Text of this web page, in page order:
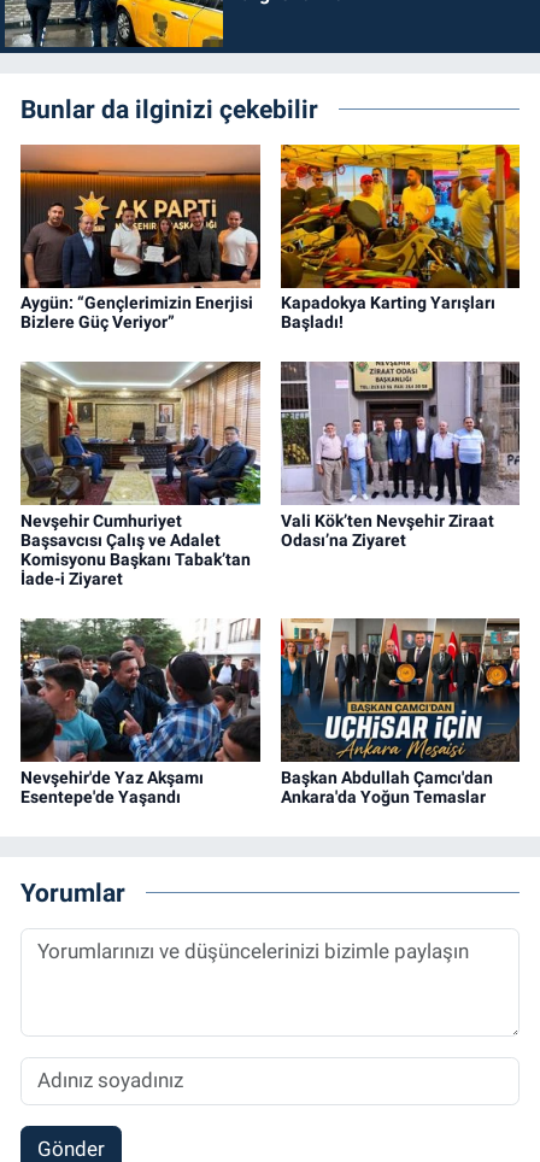
Bunlar da ilginizi çekebilir
Aygün: “Gençlerimizin Enerjisi
Bizlere Güç Veriyor”
Kapadokya Karting Yarışları
Başladı!
Nevşehir Cumhuriyet
Başsavcısı Çalış ve Adalet
Komisyonu Başkanı Tabak’tan
İade-i Ziyaret
Vali Kök’ten Nevşehir Ziraat
Odası’na Ziyaret
Nevşehir'de Yaz Akşamı
Esentepe'de Yaşandı
Başkan Abdullah Çamcı'dan
Ankara'da Yoğun Temaslar
Yorumlar
Gönder